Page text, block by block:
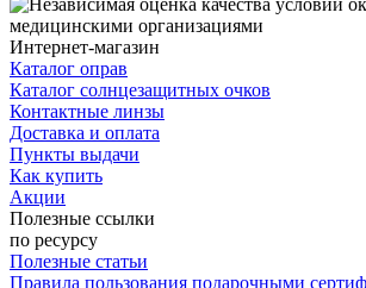
Интернет-магазин
Каталог оправ
Каталог солнцезащитных очков
Контактные линзы
Доставка и оплата
Пункты выдачи
Как купить
Акции
Полезные ссылки
по ресурсу
Полезные статьи
Правила пользования подарочными